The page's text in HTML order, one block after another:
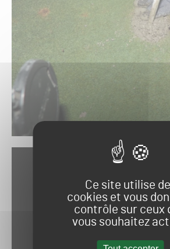
Ce site utilise
cookies et vous
contrôle sur ceux
vous souhaitez